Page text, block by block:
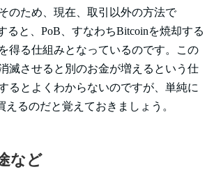
のため、現在、取引以外の方法で
ると、PoB、すなわちBitcoinを焼却する
得る仕組みとなっているのです。この
滅させると別のお金が増えるという仕
るとよくわからないのですが、単純に
えるのだと覚えておきましょう。
など